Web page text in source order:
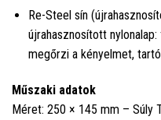
Re-Steel sín
újrahasznosított
megőrzi a kényelmet,
Műszaki adatok
Méret: 250 × 145 mm – Súly